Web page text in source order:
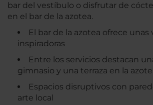
bar del vestíbulo o disfrutar de
en el bar de la azotea.
El bar de la azotea ofrece unas
inspiradoras
Entre los servicios destacan
gimnasio y una terraza en la
Espacios disruptivos con
arte local